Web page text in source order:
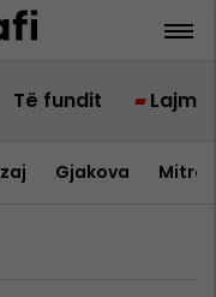
Të fundit Lajme
Gjakova